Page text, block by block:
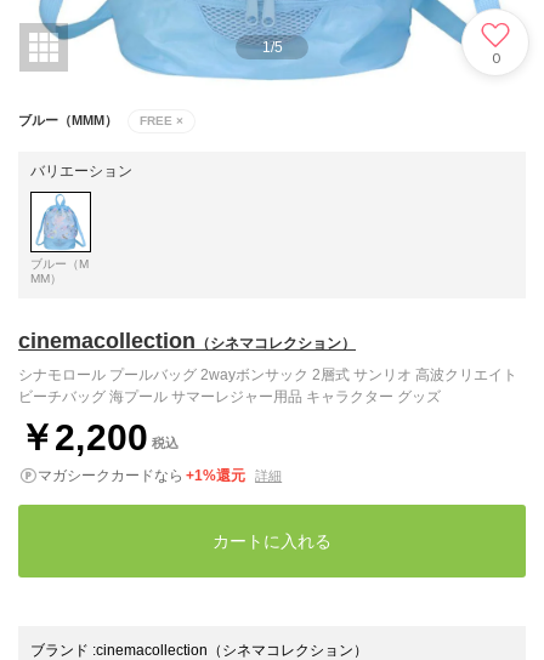
1/5
0
ブルー（MMM） FREE ×
バリエーション
ブルー（M
MM）
cinemacollection （シネマコレクション）
シナモロール プールバッグ 2wayボンサック 2層式 サンリオ 高波クリエイト
ビーチバッグ 海プール サマーレジャー用品 キャラクター グッズ
￥2,200 税込
マガシークカードなら +1%還元 詳細
カートに入れる
ブランド :cinemacollection （シネマコレクション）